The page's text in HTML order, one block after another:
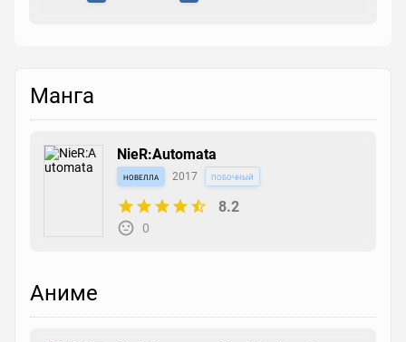
Манга
NieR:Automata
новелла 2017 побочный
8.2
0
Аниме